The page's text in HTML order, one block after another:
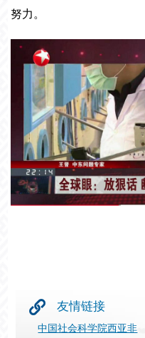
努力。
友情链接
中国社会科学院西亚非